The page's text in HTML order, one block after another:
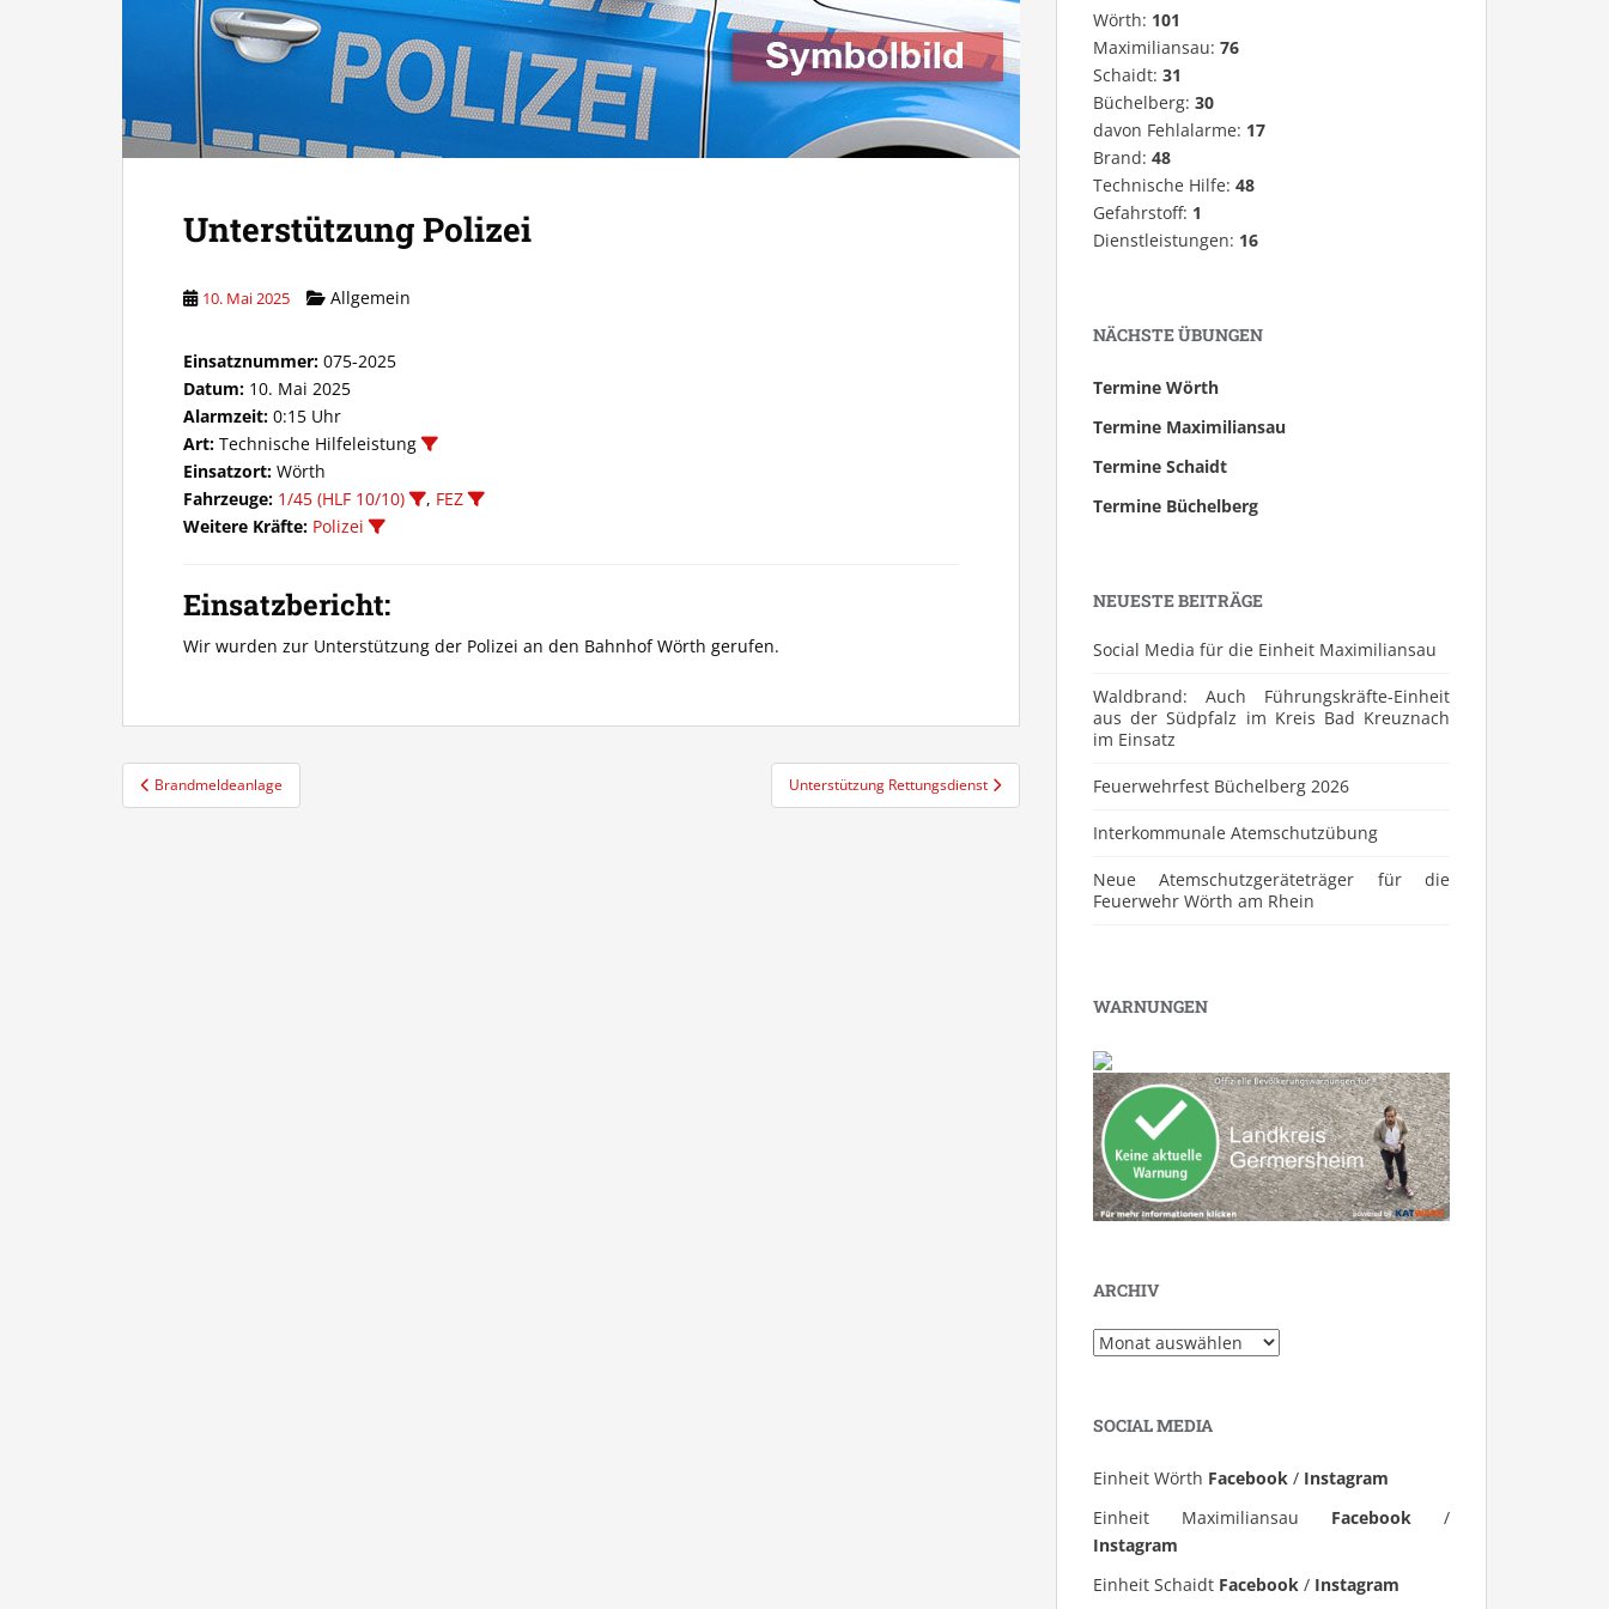
Unterstützung Polizei
10. Mai 2025 Allgemein
Einsatznummer: 075-2025
Datum: 10. Mai 2025
Alarmzeit: 0:15 Uhr
Art: Technische Hilfeleistung
Einsatzort: Wörth
Fahrzeuge: 1/45 (HLF 10/10) , FEZ
Weitere Kräfte: Polizei
Einsatzbericht:
Wir wurden zur Unterstützung der Polizei an den Bahnhof Wörth gerufen.
Beitragsnavigation
Brandmeldeanlage Unterstützung Rettungsdienst
Wörth: 101
Maximiliansau: 76
Schaidt: 31
Büchelberg: 30
davon Fehlalarme: 17
Brand: 48
Technische Hilfe: 48
Gefahrstoff: 1
Dienstleistungen: 16
NÄCHSTE ÜBUNGEN
Termine Wörth
Termine Maximiliansau
Termine Schaidt
Termine Büchelberg
NEUESTE BEITRÄGE
Social Media für die Einheit Maximiliansau
Waldbrand: Auch Führungskräfte-Einheit
aus der Südpfalz im Kreis Bad Kreuznach
im Einsatz
Feuerwehrfest Büchelberg 2026
⁠Interkommunale Atemschutzübung
Neue Atemschutzgeräteträger für die
Feuerwehr Wörth am Rhein
WARNUNGEN
ARCHIV
Archiv
SOCIAL MEDIA
Einheit Wörth Facebook / Instagram
Einheit Maximiliansau Facebook /
Instagram
Einheit Schaidt Facebook / Instagram